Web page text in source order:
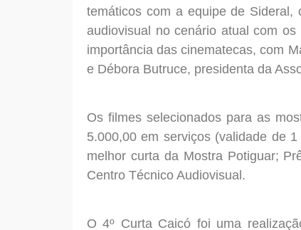
temáticos com a equipe de Sideral,
audiovisual no cenário atual com
importância das cinematecas, com
e Débora Butruce, presidenta da
Os filmes selecionados para as
5.000,00 em serviços (validade de
melhor curta da Mostra Potiguar;
Centro Técnico Audiovisual.
O 4º Curta Caicó foi uma